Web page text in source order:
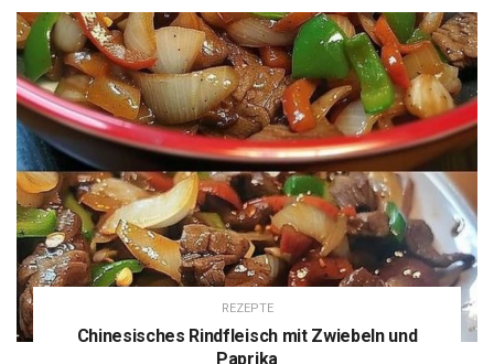
REZEPTE
Chinesisches Rindfleisch mit Zwiebeln und
Paprika